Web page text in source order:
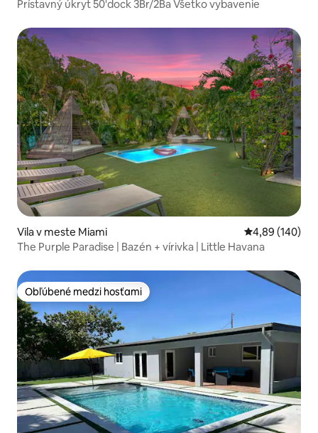
Prístavný úkryt 50'dock 3Br/2Ba Všetko vybavenie
Vila v meste Miami Priemerné
4,89 (140)
The Purple Paradise | Bazén + vírivka | Little Havana
Obľúbené medzi hosťami
Obľúbené medzi hosťami